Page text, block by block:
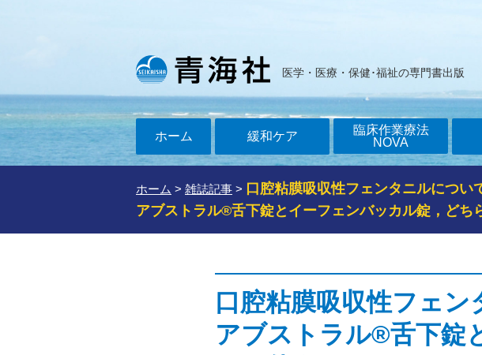
医学・医療・保健･福祉の専門書出版
ホーム 緩和ケア
臨床作業療法
NOVA
ホーム > 雑誌記事 > 口腔粘膜吸収性フェンタニルについ
アブストラル®舌下錠とイーフェンバッカル錠，どち
口腔粘膜吸収性フェ
アブストラル®舌下錠